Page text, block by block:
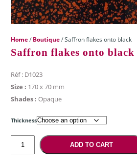
Home/ Boutique/ Saffron flakes onto black
Saffron flakes onto black
Réf : D1023
Size : 170 x 70 mm
Shades :Opaque
Thickness
ADD TO CART